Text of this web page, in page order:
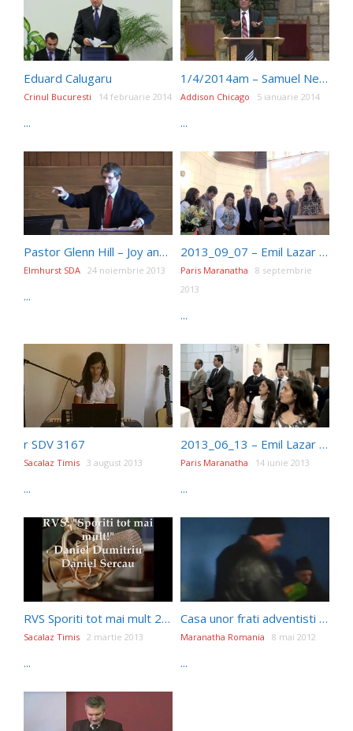
Eduard Calugaru
Crinul Bucuresti 14 februarie 2014
...
1/4/2014am – Samuel Negrea
Addison Chicago 5 ianuarie 2014
...
Pastor Glenn Hill – Joy and The Dark Valley
Elmhurst SDA 24 noiembrie 2013
...
2013_09_07 – Emil Lazar – Conflictul identitatii & Proiect Carligei
Paris Maranatha
8 septembrie
2013
...
r SDV 3167
Sacalaz Timis 3 august 2013
...
2013_06_13 – Emil Lazar – Cum sa ne apropiem de cina Domnului (sfanta cina)
Paris Maranatha 14 iunie 2013
...
RVS Sporiti tot mai mult 23.08.2012-Daniel Sercau
Sacalaz Timis 2 martie 2013
...
Casa unor frati adventisti a ars din temelii
Maranatha Romania 8 mai 2012
...